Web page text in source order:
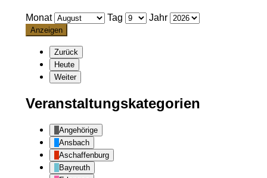
Monat Tag Jahr
Zurück
Heute
Weiter
Veranstaltungskategorien
Angehörige
Ansbach
Aschaffenburg
Bayreuth